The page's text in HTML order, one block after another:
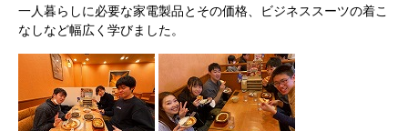
一人暮らしに必要な家電製品とその価格、ビジネススーツの着こ
なしなど幅広く学びました。